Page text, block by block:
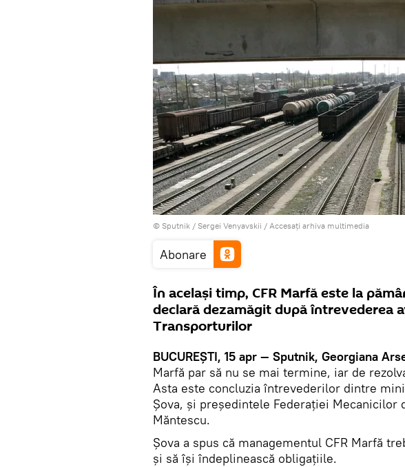
© Sputnik / Sergei Venyavskii / Accesați arhiva multimedia
Abonare
În acelaşi timp, CFR Marfă este la
declară dezamăgit după întrevederea
Transporturilor
BUCUREŞTI, 15 apr — Sputnik, Georgiana
Marfă par să nu se mai termine, iar de
Asta este concluzia întrevederilor dintre
Şova, şi preşedintele Federaţiei Mecanicilor
Măntescu.
Şova a spus că managementul CFR Marfă
şi să îşi îndeplinească obligaţiile.